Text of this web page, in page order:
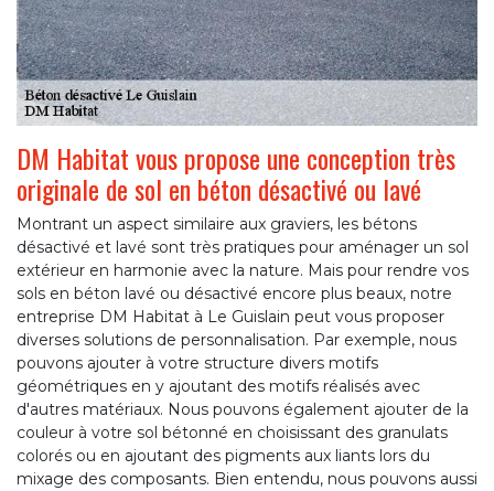
DM Habitat vous propose une conception très
originale de sol en béton désactivé ou lavé
Montrant un aspect similaire aux graviers, les bétons
désactivé et lavé sont très pratiques pour aménager un sol
extérieur en harmonie avec la nature. Mais pour rendre vos
sols en béton lavé ou désactivé encore plus beaux, notre
entreprise DM Habitat à Le Guislain peut vous proposer
diverses solutions de personnalisation. Par exemple, nous
pouvons ajouter à votre structure divers motifs
géométriques en y ajoutant des motifs réalisés avec
d'autres matériaux. Nous pouvons également ajouter de la
couleur à votre sol bétonné en choisissant des granulats
colorés ou en ajoutant des pigments aux liants lors du
mixage des composants. Bien entendu, nous pouvons aussi